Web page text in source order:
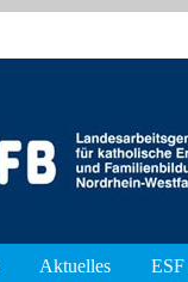
Aktuelles